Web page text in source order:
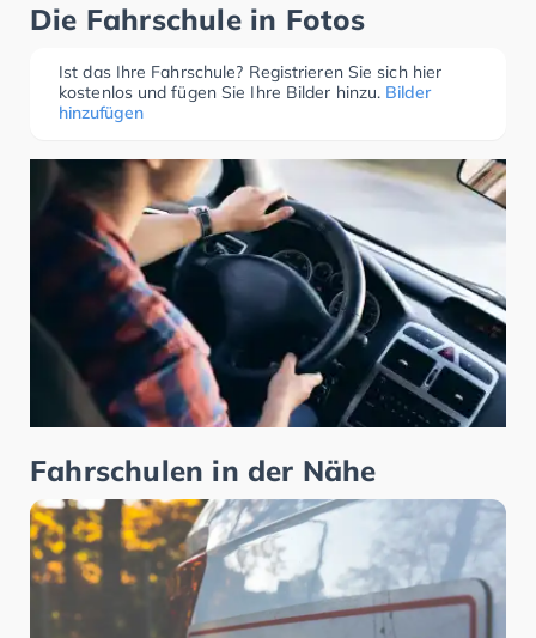
Die Fahrschule in Fotos
Ist das Ihre Fahrschule? Registrieren Sie sich hier
kostenlos und fügen Sie Ihre Bilder hinzu. Bilder
hinzufügen
Fahrschulen in der Nähe